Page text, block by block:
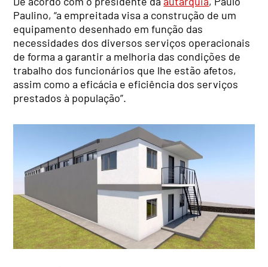
Paulino, “a empreitada visa a construção de um
equipamento desenhado em função das
necessidades dos diversos serviços operacionais
de forma a garantir a melhoria das condições de
trabalho dos funcionários que lhe estão afetos,
assim como a eficácia e eficiência dos serviços
prestados à população”.